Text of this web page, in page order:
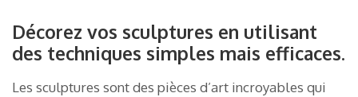
Décorez vos sculptures en utilisant
des techniques simples mais efficaces.
Les sculptures sont des pièces d’art incroyables qui